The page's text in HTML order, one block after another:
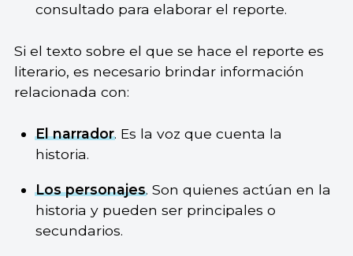
consultado para elaborar el reporte.
Si el texto sobre el que se hace el reporte es
literario, es necesario brindar información
relacionada con:
El narrador. Es la voz que cuenta la
historia.
Los personajes. Son quienes actúan en la
historia y pueden ser principales o
secundarios.